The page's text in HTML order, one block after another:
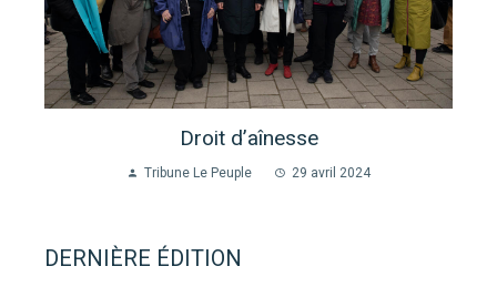
Droit d’aînesse
Tribune Le Peuple 29 avril 2024
DERNIÈRE ÉDITION